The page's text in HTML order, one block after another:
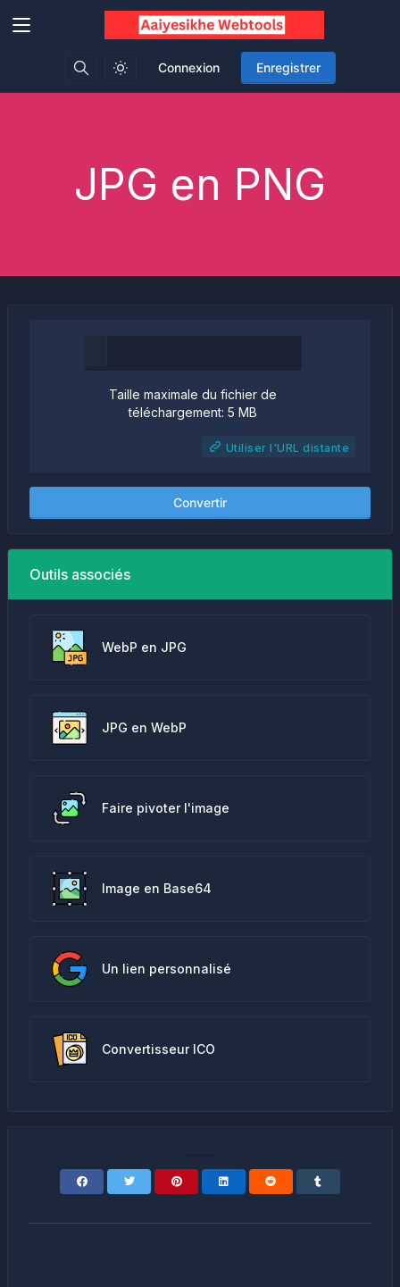
Connexion Enregistrer
JPG en PNG
Taille maximale du fichier de
téléchargement: 5 MB
Utiliser l'URL distante
Convertir
Outils associés
WebP en JPG
JPG en WebP
Faire pivoter l'image
Image en Base64
Un lien personnalisé
Convertisseur ICO